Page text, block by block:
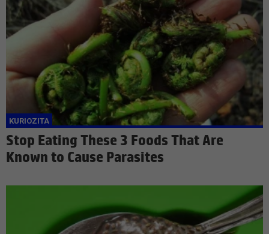
Stop Eating These 3 Foods That Are
Known to Cause Parasites